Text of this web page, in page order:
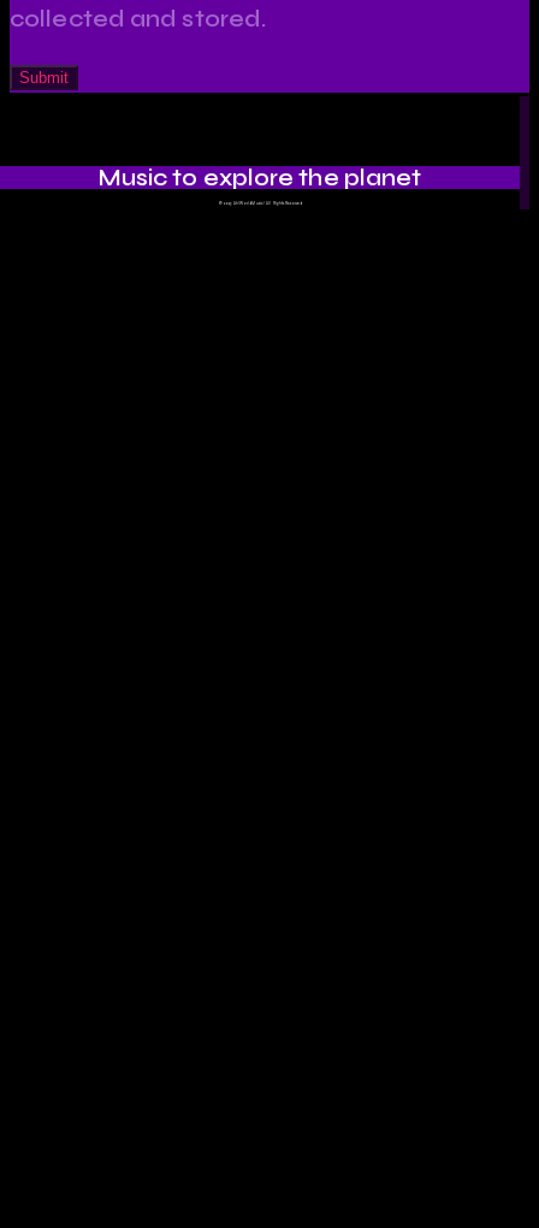
collected and stored.
Music to explore the planet
© 2023 Ah!WorldMusic! All Rights Reserved